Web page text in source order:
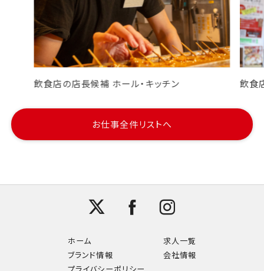
飲食店の店長候補 ホール・キッチン 飲食
お仕事全件リストへ
ホーム
求人一覧
ブランド情報
会社情報